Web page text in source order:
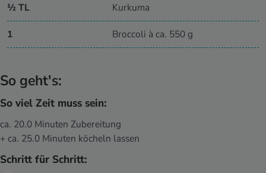
½ TL Kurkuma
1 Broccoli à ca. 550 g
So geht's:
So viel Zeit muss sein:
ca. 20.0 Minuten Zubereitung
+ ca. 25.0 Minuten köcheln lassen
Schritt für Schritt: